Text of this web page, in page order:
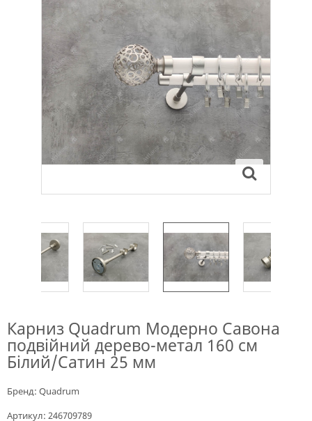
Карниз Quadrum Модерно Савона
подвійний дерево-метал 160 см
Білий/Сатин 25 мм
Бренд: Quadrum
Артикул: 246709789